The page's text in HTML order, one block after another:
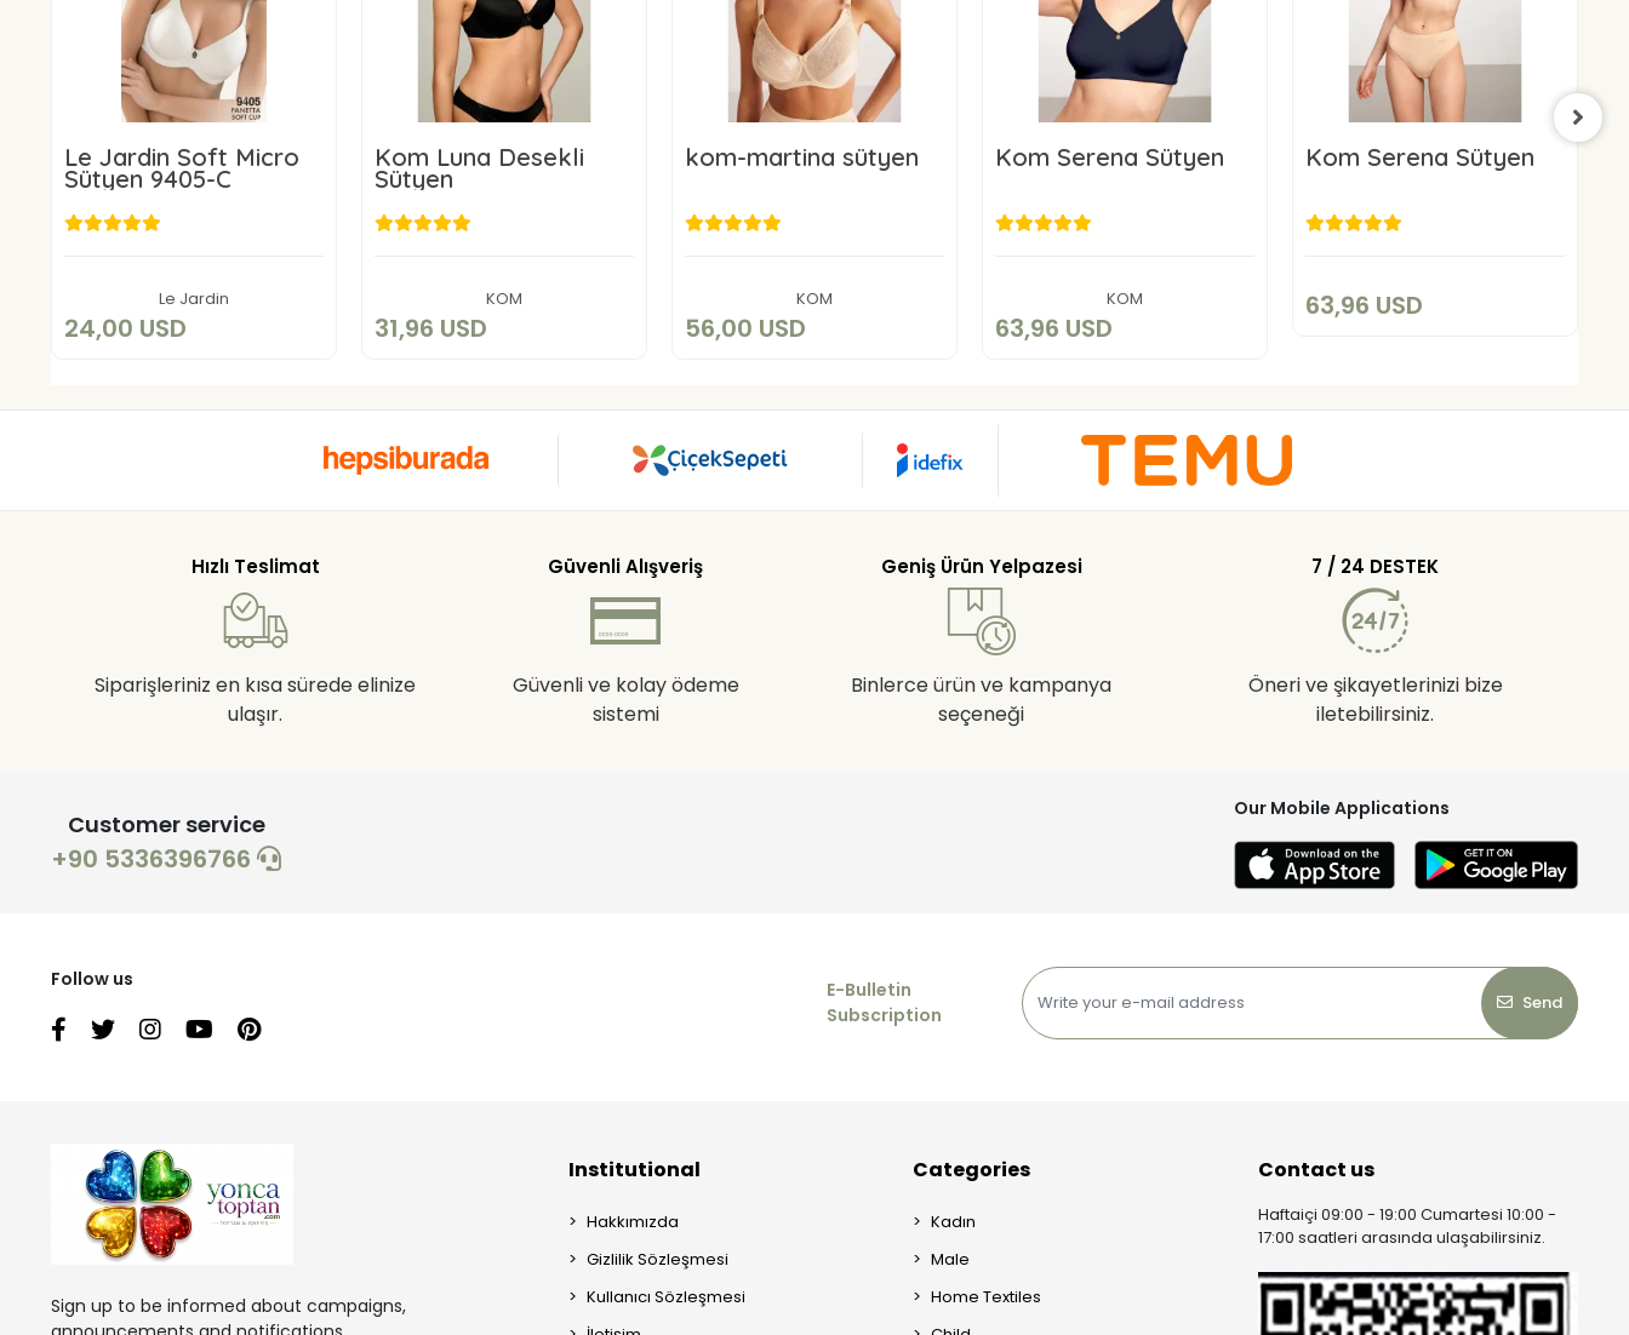
Le Jardin Soft Micro
Sütyen 9405-C
Le Jardin
24,00 USD
Add to cart
Kom Luna Desekli
Sütyen
KOM
31,96 USD
Add to cart
kom-martina sütyen
KOM
56,00 USD
Add to cart
Kom Serena Sütyen
KOM
63,96 USD
Add to cart
Kom Serena Sütyen
63,96 USD
63,96 USD
Hızlı Teslimat
Siparişleriniz en kısa sürede elinize
ulaşır.
Güvenli Alışveriş
Güvenli ve kolay ödeme
sistemi
Geniş Ürün Yelpazesi
Binlerce ürün ve kampanya
seçeneği
7 / 24 DESTEK
Öneri ve şikayetlerinizi bize
iletebilirsiniz.
Customer service
+90 5336396766
Our Mobile Applications
Follow us
E-Bulletin
Subscription
Send
Sign up to be informed about campaigns,
Institutional
Hakkımızda
Gizlilik Sözleşmesi
Kullanıcı Sözleşmesi
Categories
Kadın
Male
Home Textiles
Contact us
Haftaiçi 09:00 - 19:00 Cumartesi 10:00 -
17:00 saatleri arasında ulaşabilirsiniz.